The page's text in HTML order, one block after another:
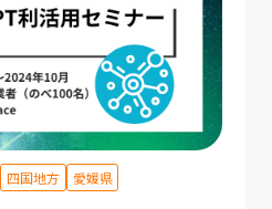
四国地方 愛媛県